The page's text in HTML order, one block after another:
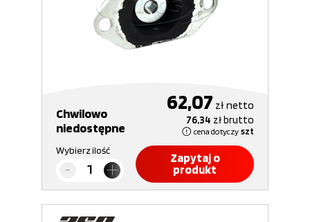
Chwilowo
niedostępne
62,07 złnetto
76,34 złbrutto
cena dotyczy szt
Wybierz ilość
Zapytaj o
produkt